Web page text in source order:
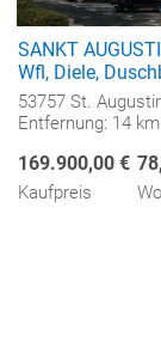
SANKT
Wfl, Diele,
53757 St.
Entfernung: 14 km
169.900,00 €
Kaufpreis